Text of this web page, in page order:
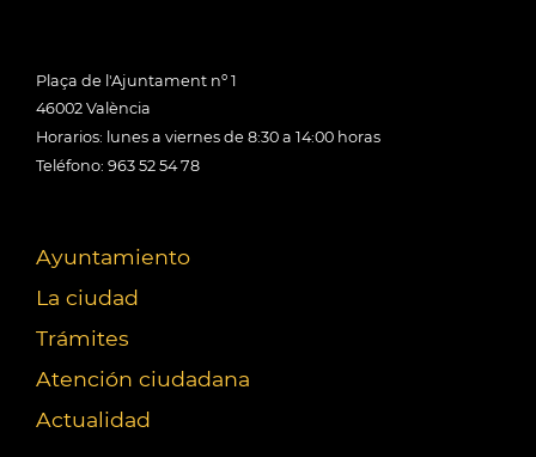
Plaça de l'Ajuntament nº 1
46002 València
Horarios: lunes a viernes de 8:30 a 14:00 horas
Teléfono: 963 52 54 78
Ayuntamiento
La ciudad
Trámites
Atención ciudadana
Actualidad